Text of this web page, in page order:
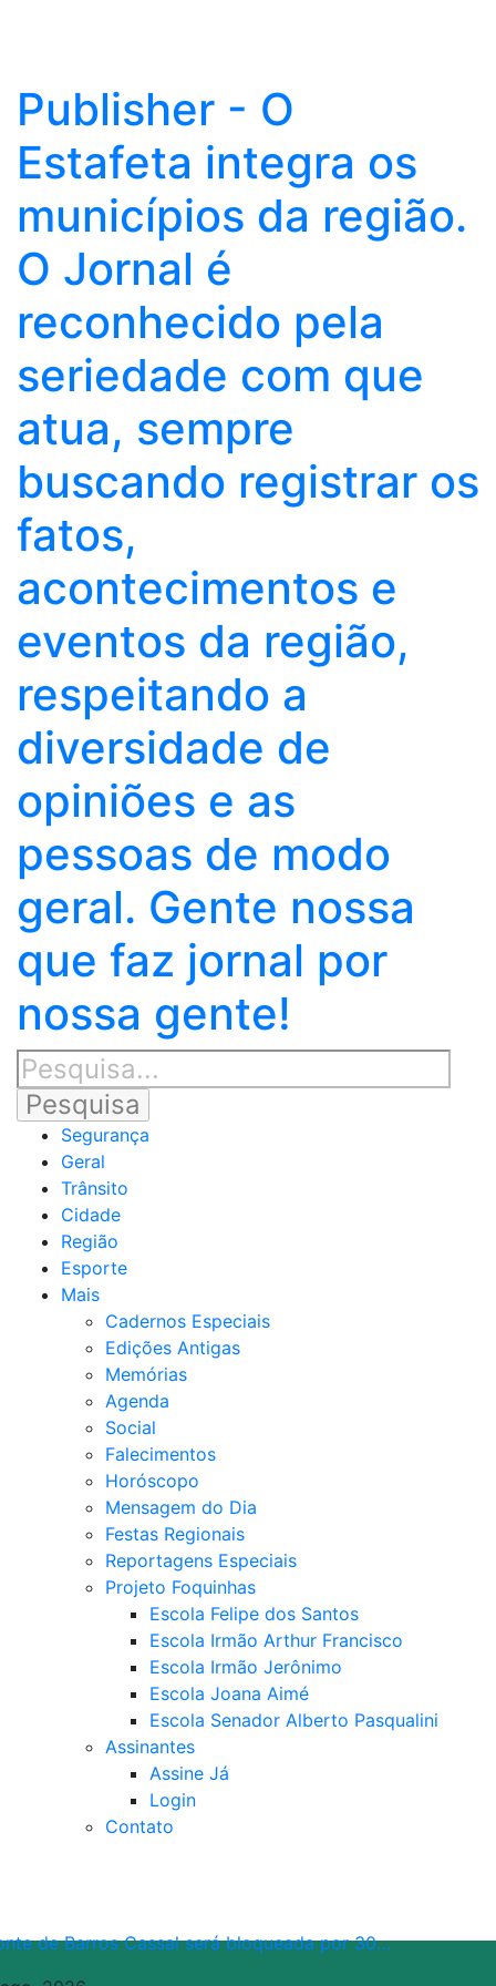
Publisher - O
Estafeta integra os
municípios da região.
O Jornal é
reconhecido pela
seriedade com que
atua, sempre
buscando registrar os
fatos,
acontecimentos e
eventos da região,
respeitando a
diversidade de
opiniões e as
pessoas de modo
geral. Gente nossa
que faz jornal por
nossa gente!
Segurança
Geral
Trânsito
Cidade
Região
Esporte
Mais
Cadernos Especiais
Edições Antigas
Memórias
Agenda
Social
Falecimentos
Horóscopo
Mensagem do Dia
Festas Regionais
Reportagens Especiais
Projeto Foquinhas
Escola Felipe dos Santos
Escola Irmão Arthur Francisco
Escola Irmão Jerônimo
Escola Joana Aimé
Escola Senador Alberto Pasqualini
Assinantes
Assine Já
Login
Contato
de Barros Cassal será bloqueada por 30…